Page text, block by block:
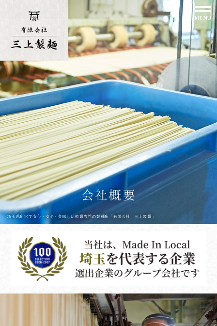
埼玉県所沢で安心・安全・美味しい乾麺専門の製麺所「有限会社 三上製麺」